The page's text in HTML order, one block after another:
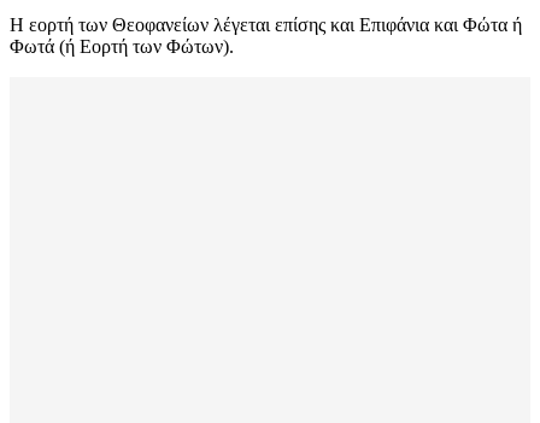
Η εορτή των Θεοφανείων λέγεται επίσης και Επιφάνια και Φώτα ή
Φωτά (ή Εορτή των Φώτων).